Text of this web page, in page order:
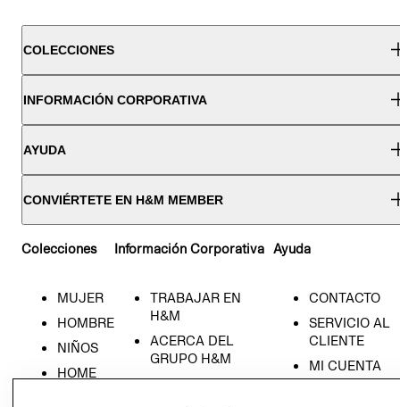
COLECCIONES
INFORMACIÓN CORPORATIVA
AYUDA
CONVIÉRTETE EN H&M MEMBER
Colecciones
MUJER
HOMBRE
NIÑOS
HOME
Información Corporativa
TRABAJAR EN
H&M
ACERCA DEL
GRUPO H&M
RESPONSABILIDAD
Ayuda
CONTACTO
SERVICIO AL
CLIENTE
MI CUENTA